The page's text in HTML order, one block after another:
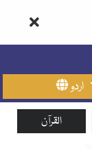
اردو
القرآن